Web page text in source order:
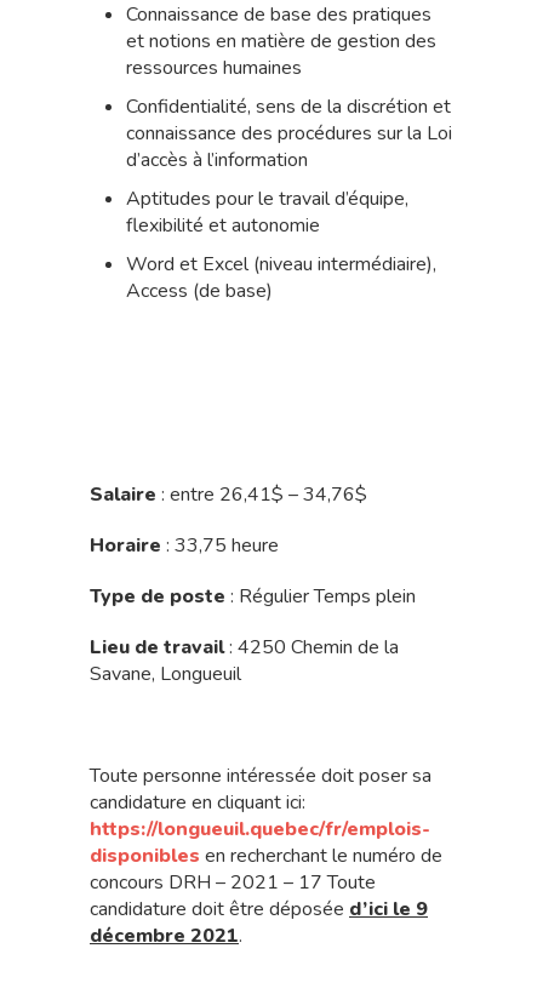
Connaissance de base des pratiques
et notions en matière de gestion des
ressources humaines
Confidentialité, sens de la discrétion et
connaissance des procédures sur la Loi
d’accès à l’information
Aptitudes pour le travail d’équipe,
flexibilité et autonomie
Word et Excel (niveau intermédiaire),
Access (de base)
Salaire : entre 26,41$ – 34,76$
Horaire : 33,75 heure
Type de poste : Régulier Temps plein
Lieu de travail: 4250 Chemin de la
Savane, Longueuil
Toute personne intéressée doit poser sa
candidature en cliquant ici:
https://longueuil.quebec/fr/emplois-
disponibles en recherchant le numéro de
concours DRH – 2021 – 17 Toute
candidature doit être déposée d’ici le 9
décembre 2021.